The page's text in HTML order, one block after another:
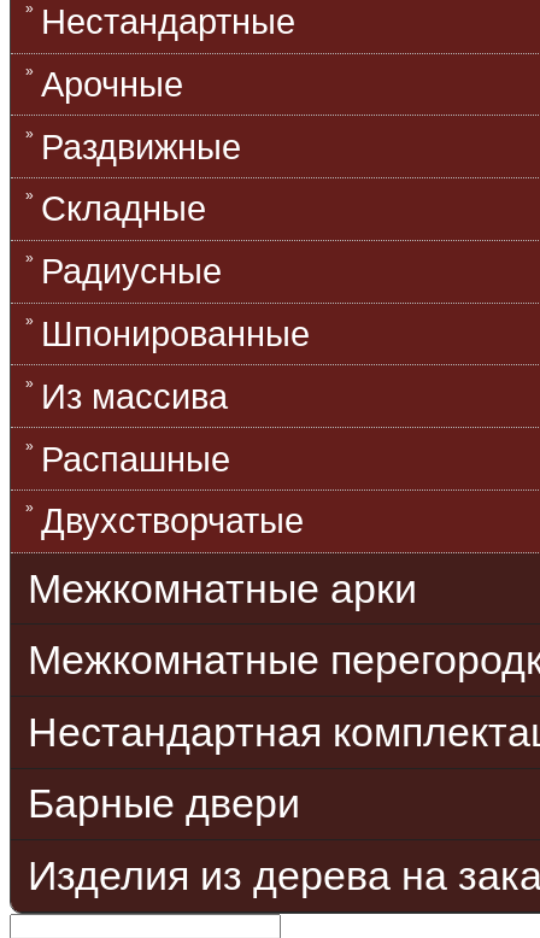
Нестандартные
Арочные
Раздвижные
Складные
Радиусные
Шпонированные
Из массива
Распашные
Двухстворчатые
Межкомнатные арки
Межкомнатные
Нестандартная
Барные двери
Изделия из дерева на